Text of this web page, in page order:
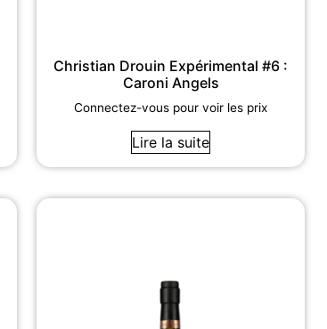
Christian Drouin Expérimental #6 :
Caroni Angels
Connectez-vous pour voir les prix
Lire la suite